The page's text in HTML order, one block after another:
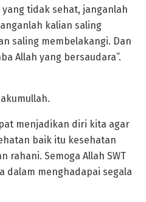
tidak sehat, janganlah
kalian saling
saling membelakangi. Dan
Allah yang bersaudara”.
menjadikan diri kita agar
baik itu kesehatan
rahani. Semoga Allah SWT
dalam menghadapai segala